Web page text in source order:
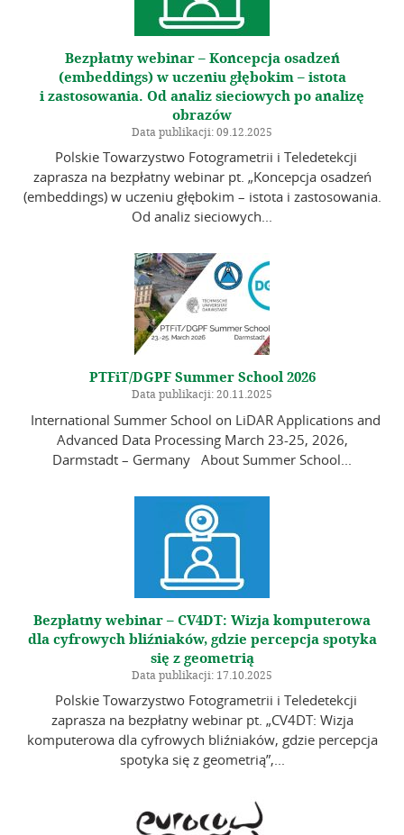
O Archiwum
Komitet Naukowy
Redakcja
Wytyczne dla autorów
Wytyczne dla recenzentów
Recenzenci
Wydane tomy
In memoriam
Linki
Kontakt
Bezpłatny webinar – Koncepcja osadzeń
(embeddings) w uczeniu głębokim – istota
i zastosowania. Od analiz sieciowych po analizę
obrazów
Data publikacji: 09.12.2025
Polskie Towarzystwo Fotogrametrii i Teledetekcji
zaprasza na bezpłatny webinar pt. „Koncepcja osadzeń
(embeddings) w uczeniu głębokim – istota i zastosowania.
Od analiz sieciowych...
PTFiT/DGPF Summer School 2026
Data publikacji: 20.11.2025
International Summer School on LiDAR Applications and
Advanced Data Processing March 23-25, 2026,
Darmstadt – Germany About Summer School...
Bezpłatny webinar – CV4DT: Wizja komputerowa
dla cyfrowych bliźniaków, gdzie percepcja spotyka
się z geometrią
Data publikacji: 17.10.2025
Polskie Towarzystwo Fotogrametrii i Teledetekcji
zaprasza na bezpłatny webinar pt. „CV4DT: Wizja
komputerowa dla cyfrowych bliźniaków, gdzie percepcja
spotyka się z geometrią”,...